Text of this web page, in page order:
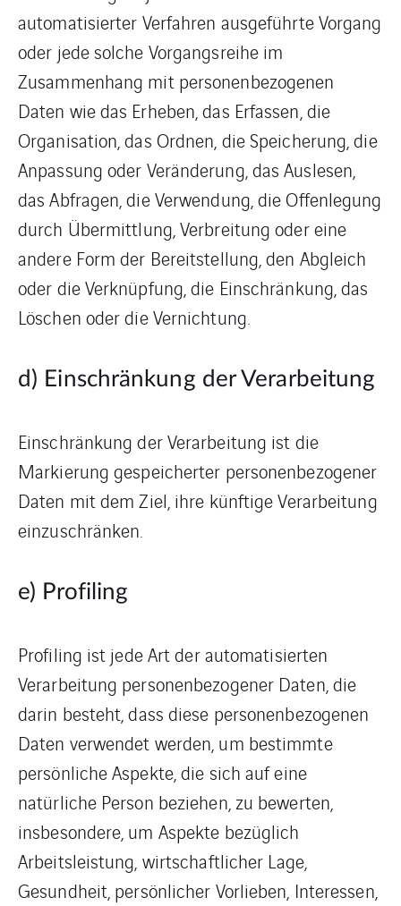
automatisierter Verfahren ausgeführte Vorgang
oder jede solche Vorgangsreihe im
Zusammenhang mit personenbezogenen
Daten wie das Erheben, das Erfassen, die
Organisation, das Ordnen, die Speicherung, die
Anpassung oder Veränderung, das Auslesen,
das Abfragen, die Verwendung, die Offenlegung
durch Übermittlung, Verbreitung oder eine
andere Form der Bereitstellung, den Abgleich
oder die Verknüpfung, die Einschränkung, das
Löschen oder die Vernichtung.
d) Einschränkung der Verarbeitung
Einschränkung der Verarbeitung ist die
Markierung gespeicherter personenbezogener
Daten mit dem Ziel, ihre künftige Verarbeitung
einzuschränken.
e) Profiling
Profiling ist jede Art der automatisierten
Verarbeitung personenbezogener Daten, die
darin besteht, dass diese personenbezogenen
Daten verwendet werden, um bestimmte
persönliche Aspekte, die sich auf eine
natürliche Person beziehen, zu bewerten,
insbesondere, um Aspekte bezüglich
Arbeitsleistung, wirtschaftlicher Lage,
Gesundheit, persönlicher Vorlieben, Interessen,